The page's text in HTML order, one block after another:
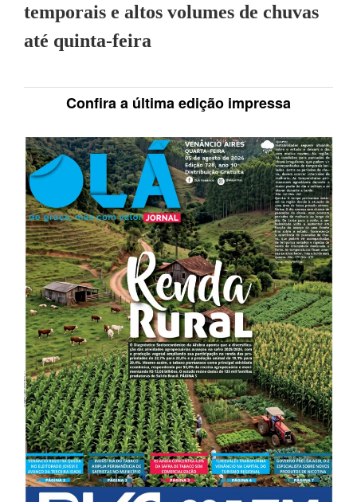
temporais e altos volumes de chuvas
até quinta-feira
Confira a última edição impressa